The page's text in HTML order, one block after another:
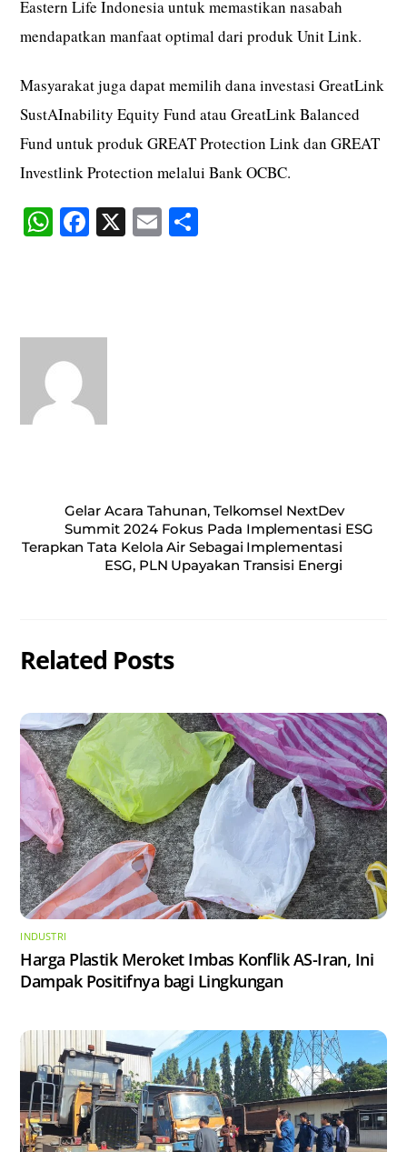
Eastern Life Indonesia untuk memastikan nasabah
mendapatkan manfaat optimal dari produk Unit Link.
Masyarakat juga dapat memilih dana investasi GreatLink
SustAInability Equity Fund atau GreatLink Balanced
Fund untuk produk GREAT Protection Link dan GREAT
Investlink Protection melalui Bank OCBC.
W
pp
Fa X E
Gelar Acara Tahunan, Telkomsel NextDev
Summit 2024 Fokus Pada Implementasi ESG
Terapkan Tata Kelola Air Sebagai Implementasi
ESG, PLN Upayakan Transisi Energi
Related Posts
INDUSTRI
Harga Plastik Meroket Imbas Konflik AS-Iran, Ini
Dampak Positifnya bagi Lingkungan